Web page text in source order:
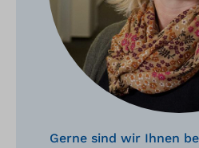
Gerne sind wir Ihnen